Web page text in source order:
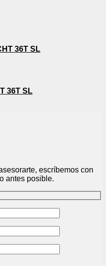
36T SL
escríbemos con
antes posible.